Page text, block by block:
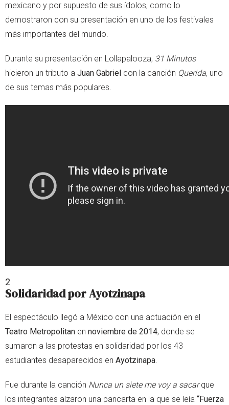
mexicano y por supuesto de sus ídolos, como lo
demostraron con su presentación en uno de los festivales
más importantes del mundo.
Durante su presentación en Lollapalooza, 31 Minutos
hicieron un tributo a Juan Gabriel con la canción Querida, uno
de sus temas más populares.
2
Solidaridad por Ayotzinapa
El espectáculo llegó a México con una actuación en el
Teatro Metropolitan en noviembre de 2014, donde se
sumaron a las protestas en solidaridad por los 43
estudiantes desaparecidos en Ayotzinapa.
Fue durante la canción Nunca un siete me voy a sacarque
los integrantes alzaron una pancarta en la que se leía “Fuerza